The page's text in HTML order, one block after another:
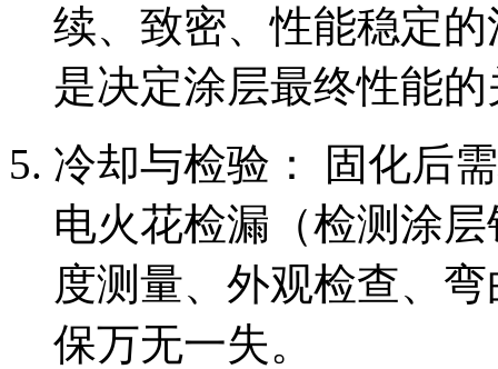
续、致密、性能稳定
是决定涂层最终性能
冷却与检验： 固化后
电火花检漏（检测涂
度测量、外观检查、
保万无一失。